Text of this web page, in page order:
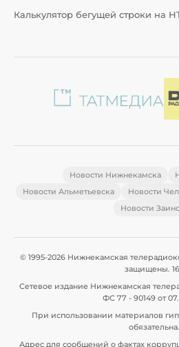
Калькулятор бегущей строки на
Новости Нижнекамска
Новости Альметьевска
Новости
Новости
© 1995-2026 Нижнекамская
защищены.
Сетевое издание Нижнекамская
ФС 77 - 90149 от
При использовании материалов
обязательна.
Адрес для сообщений о фактах